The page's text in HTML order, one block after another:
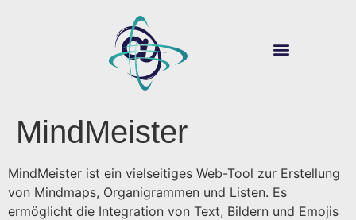
MindMeister
MindMeister ist ein vielseitiges Web-Tool zur Erstellung
von Mindmaps, Organigrammen und Listen. Es
ermöglicht die Integration von Text, Bildern und Emojis